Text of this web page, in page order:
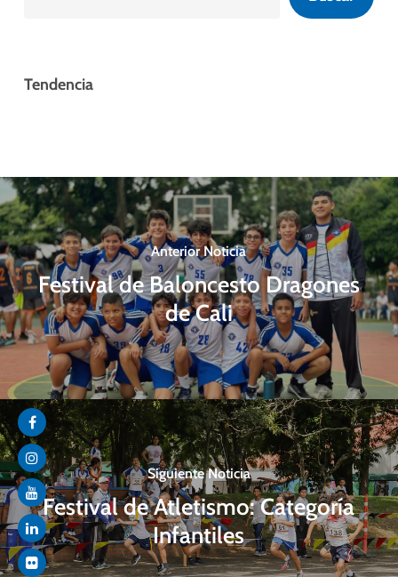
Tendencia
Anterior Noticia
Festival de Baloncesto Dragones
de Cali
Siguiente Noticia
Festival de Atletismo: Categoría
Infantiles